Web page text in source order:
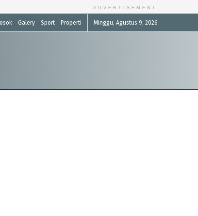
ADVERTISEMENT
Galery Sport Properti Minggu, Agustus 9, 2026